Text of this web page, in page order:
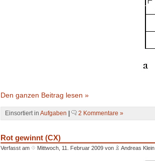
Den ganzen Beitrag lesen »
Einsortiert inAufgaben 2 Kommentare »
Rot gewinnt (CX)
Verfasst am Mittwoch, 11. Februar 2009 von Andreas Klein